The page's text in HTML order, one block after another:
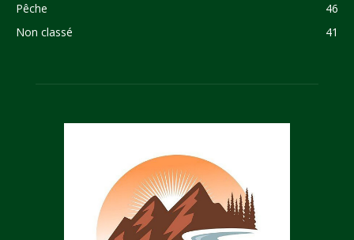
Pêche
46
Non classé
41